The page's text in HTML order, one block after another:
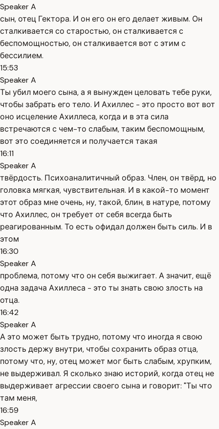
Speaker A
сын, отец Гектора. И он его он его делает живым. Он
сталкивается со старостью, он сталкивается с
беспомощностью, он сталкивается вот с этим с
бессилием.
15:53
Speaker A
Ты убил моего сына, а я вынужден целовать тебе руки,
чтобы забрать его тело. И Ахиллес - это просто вот вот
оно исцеление Ахиллеса, когда и в эта сила
встречаются с чем-то слабым, таким беспомощным,
вот это соединяется и получается такая
16:11
Speaker A
твёрдость. Психоаналитичный образ. Член, он твёрд, но
головка мягкая, чувствительная. И в какой-то момент
этот образ мне очень, ну, такой, блин, в натуре, потому
что Ахиллес, он требует от себя всегда быть
реагированным. То есть офидал должен быть силь. И в
этом
16:30
Speaker A
проблема, потому что он себя выжигает. А значит, ещё
одна задача Ахиллеса - это ты знать свою злость на
отца.
16:42
Speaker A
А это может быть трудно, потому что иногда я свою
злость держу внутри, чтобы сохранить образ отца,
потому что, ну, отец может мог быть слабым, хрупким,
не выдерживал. Я сколько знаю историй, когда отец не
выдерживает агрессии своего сына и говорит: "Ты что
там меня,
16:59
Speaker A